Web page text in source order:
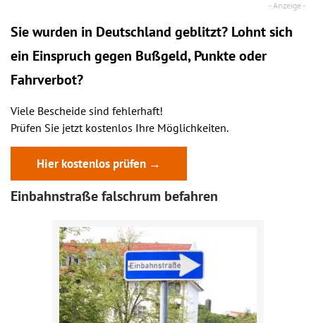
Sie wurden in Deutschland geblitzt? Lohnt sich
ein Einspruch gegen Bußgeld, Punkte oder
Fahrverbot?
Viele Bescheide sind fehlerhaft!
Prüfen Sie jetzt kostenlos Ihre Möglichkeiten.
Hier kostenlos prüfen →
Einbahnstraße falschrum befahren